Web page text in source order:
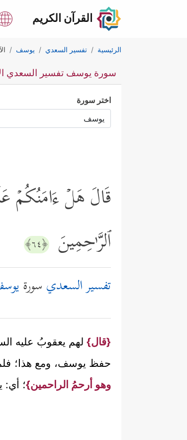
القرآن الكريم
الرئيسية تفسير السعدي يوسف
سورة يوسف تفسير السعدي
اختر سورة
قَالَ هَلۡ ءَامَنُكُمۡ
ٱلرَّ ٰ⁠حِمِینَ ﴿٦٤﴾
تفسير السعدي سورة
{قال}لهم يعقوبُ عليه
حفظ يوسف، ومع هذا؛ فلم
وهو أرحمُ الراحمين}؛ أي: